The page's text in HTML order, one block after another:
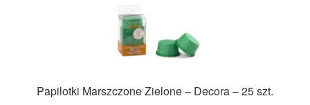
Papilotki Marszczone Zielone – Decora – 25 szt.